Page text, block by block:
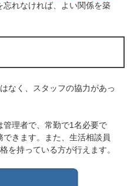
れなければ、よい関係を築
なく、スタッフの協力があっ
管理者で、常勤で1名必要で
きます。また、生活相談員
を持っている方が行えます。